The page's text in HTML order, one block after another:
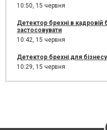
10:50, 15 червня
Детектор брехні в кадровій
застосовувати
10:42, 15 червня
Детектор брехні для
10:29, 15 червня